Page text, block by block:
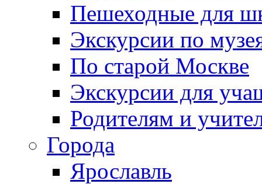
Пешеходные для
Экскурсии по
По старой Москве
Экскурсии для
Родителям и
Города
Ярославль